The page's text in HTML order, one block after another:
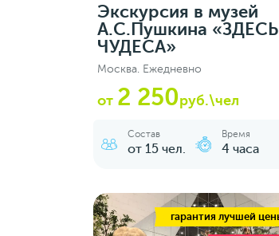
Экскурсия в музей
А.С.Пушкина «ЗДЕСЬ
ЧУДЕСА»
Москва. Ежедневно
от 2 250руб.\чел
Состав
от 15 чел.
Время
4 часа
гарантия лучшей